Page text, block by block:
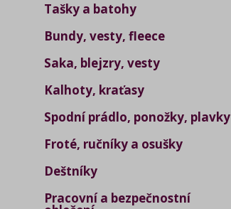
Tašky a batohy
Bundy, vesty, fleece
Saka, blejzry, vesty
Kalhoty, kraťasy
Spodní prádlo, ponožky, plavky
Froté, ručníky a osušky
Deštníky
Pracovní a bezpečnostní